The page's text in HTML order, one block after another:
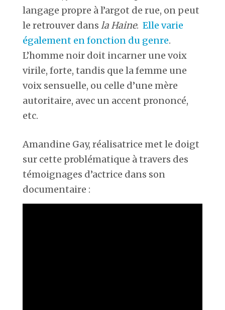
langage propre à l’argot de rue, on peut
le retrouver dans la Haine. Elle varie
également en fonction du genre.
L’homme noir doit incarner une voix
virile, forte, tandis que la femme une
voix sensuelle, ou celle d’une mère
autoritaire, avec un accent prononcé,
etc.
Amandine Gay, réalisatrice met le doigt
sur cette problématique à travers des
témoignages d’actrice dans son
documentaire :